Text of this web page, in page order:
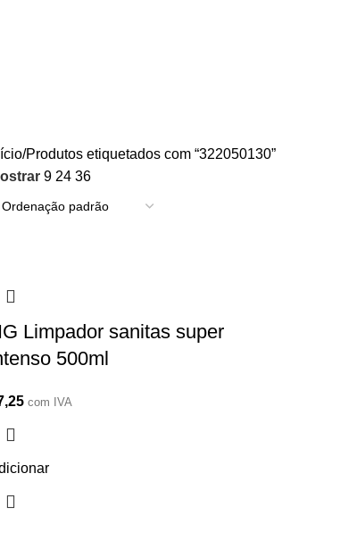
Produtos etiquetados com “322050130”
9 24 36
Limpador sanitas super
500ml
com IVA